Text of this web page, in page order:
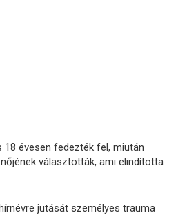
18 évesen fedezték fel, miután
választották, ami elindította
jutását személyes trauma